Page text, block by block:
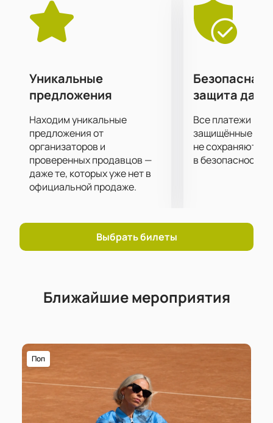
подпевать им, а также невероятное шоу, которое
исполнители подарят своим поклонникам на сцене.
Самое передовое световое и звуковое
каждый аккорд и рассмотреть выступление Андрея
Гризли в малейших подробностях, независимо от
того, как далеко от сцены вы находитесь!
Уникальные
предложения
Находим уникальные
предложения от
организаторов и
проверенных продавцов —
даже те, которых уже нет в
официальной продаже.
Безопасная
защита
Все платежи
защищённые
не сохраняются
в безопасности.
Выбрать билеты
Ближайшие мероприятия
Поп